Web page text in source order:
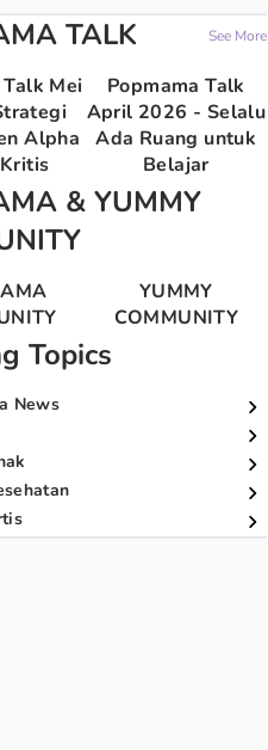
TALK See More
Mei
Alpha
Popmama Talk
April 2026 - Selalu
Ada Ruang untuk
Belajar
& YUMMY
YUMMY
COMMUNITY
Topics
News